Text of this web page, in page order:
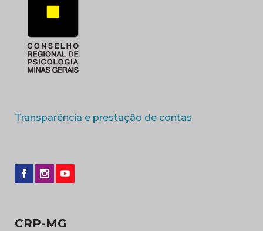
Transparência e prestação de contas
CRP-MG